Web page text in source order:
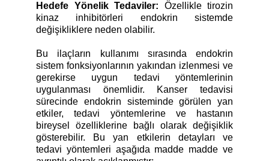
Hedefe Yönelik Tedaviler: Özellikle tirozin
kinaz inhibitörleri endokrin sistemde
değişikliklere neden olabilir.
Bu ilaçların kullanımı sırasında endokrin
sistem fonksiyonlarının yakından izlenmesi ve
gerekirse uygun tedavi yöntemlerinin
uygulanması önemlidir. Kanser tedavisi
sürecinde endokrin sisteminde görülen yan
etkiler, tedavi yöntemlerine ve hastanın
bireysel özelliklerine bağlı olarak değişiklik
gösterebilir. Bu yan etkilerin detayları ve
tedavi yöntemleri aşağıda madde madde ve